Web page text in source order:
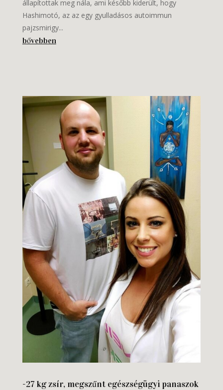
állapítottak meg nála, ami később kiderült, hogy
Hashimotó, az az egy gyulladásos autoimmun
pajzsmirigy...
bővebben
-27 kg zsír, megszűnt egészségügyi panaszok